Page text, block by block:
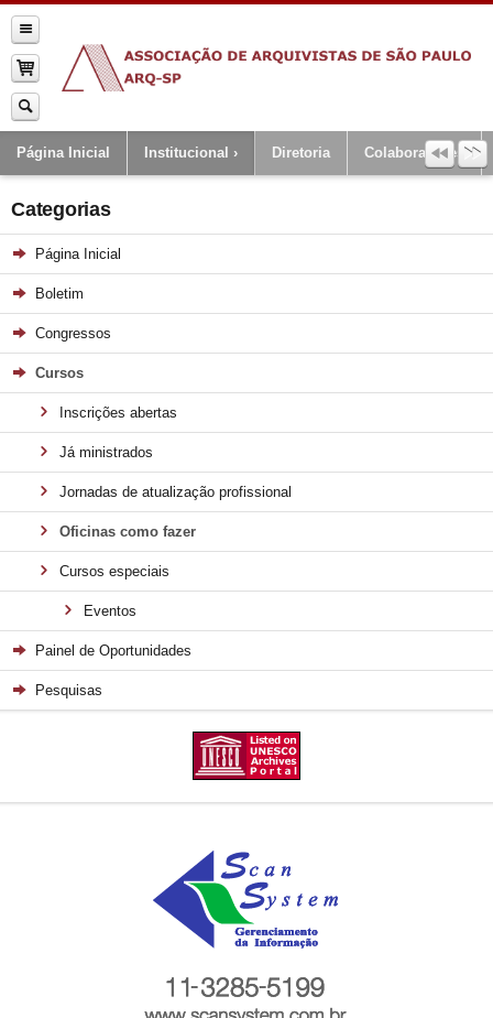
Página Inicial Institucional Diretoria Colaboradores
Categorias
Página Inicial
Boletim
Congressos
Cursos
Inscrições abertas
Já ministrados
Jornadas de atualização profissional
Oficinas como fazer
Cursos especiais
Eventos
Painel de Oportunidades
Pesquisas